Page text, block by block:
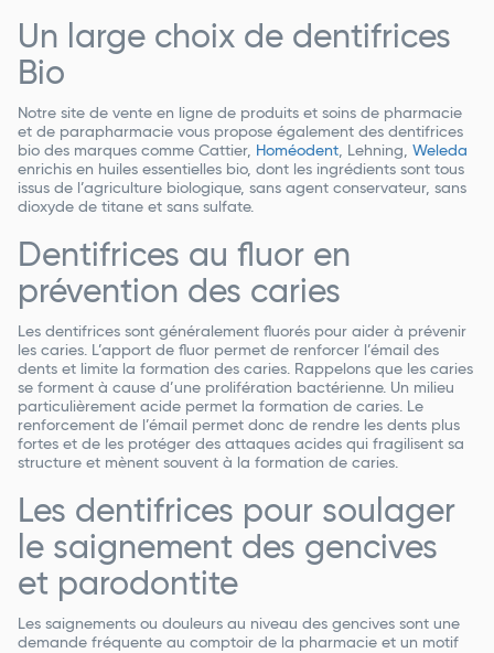
Un large choix de dentifrices
Bio
Notre site de vente en ligne de produits et soins de pharmacie
et de parapharmacie vous propose également des dentifrices
bio des marques comme Cattier, Homéodent, Lehning, Weleda
enrichis en huiles essentielles bio, dont les ingrédients sont tous
issus de l’agriculture biologique, sans agent conservateur, sans
dioxyde de titane et sans sulfate.
Dentifrices au fluor en
prévention des caries
Les dentifrices sont généralement fluorés pour aider à prévenir
les caries. L’apport de fluor permet de renforcer l’émail des
dents et limite la formation des caries. Rappelons que les caries
se forment à cause d’une prolifération bactérienne. Un milieu
particulièrement acide permet la formation de caries. Le
renforcement de l’émail permet donc de rendre les dents plus
fortes et de les protéger des attaques acides qui fragilisent sa
structure et mènent souvent à la formation de caries.
Les dentifrices pour soulager
le saignement des gencives
et parodontite
Les saignements ou douleurs au niveau des gencives sont une
demande fréquente au comptoir de la pharmacie et un motif